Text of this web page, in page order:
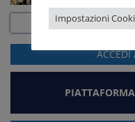
Impostazioni